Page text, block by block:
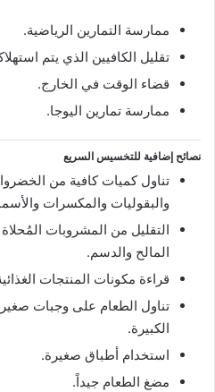
ممارسة التمارين الرياضية.
تقليل الكافيين الذي يتم
قضاء الوقت في الخارج.
ممارسة تمارين اليوجا.
نصائح إضافية للتخسيس السريع
تناول كميات كافية من
والبقوليات والمكسرات
التقليل من المشروبات
المالح والدسم.
قراءة مكونات المنتجات
تناول الطعام على وجبات
الكبيرة.
استخدام أطباق صغيرة.
مضغ الطعام جيداً.